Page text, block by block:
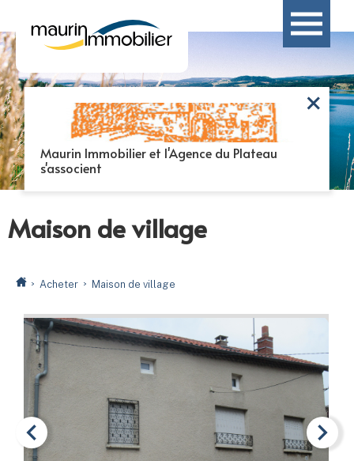
Maison de village
Acheter Maison de village
Maurin Immobilier et l'Agence du Plateau
s'associent